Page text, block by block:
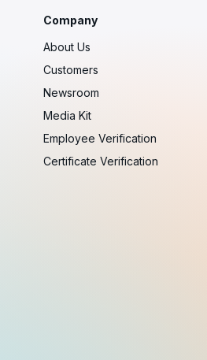
Company
About Us
Customers
Newsroom
Media Kit
Employee Verification
Certificate Verification